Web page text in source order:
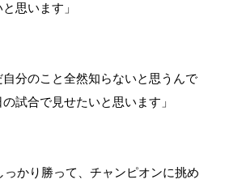
思います」
分のこと全然知らないと思うんで
試合で見せたいと思います」
かり勝って、チャンピオンに挑め